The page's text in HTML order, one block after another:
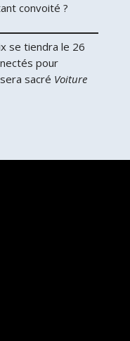
convoité ?
se tiendra le 26
pour
sacré Voiture